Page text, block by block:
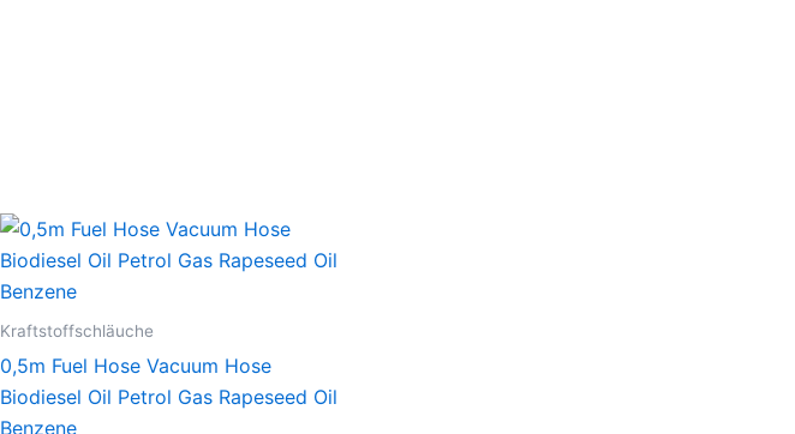
Kraftstoffschläuche
0,5m Fuel Hose Vacuum Hose
Biodiesel Oil Petrol Gas Rapeseed Oil
Benzene